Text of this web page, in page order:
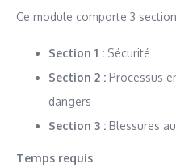
Ce module comporte 3
Section 1 : Sécurité
Section 2 : Processus
dangers
Section 3 : Blessures
Temps requis